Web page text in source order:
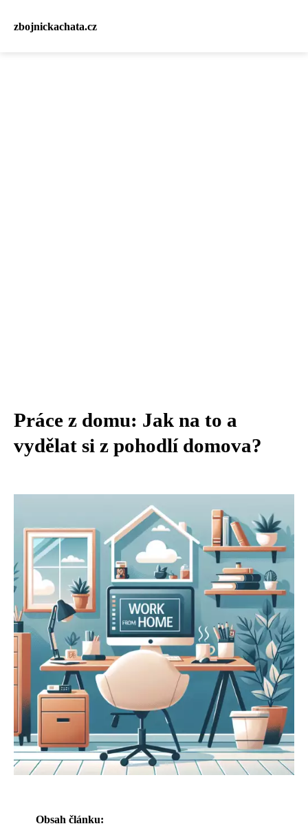
zbojnickachata.cz
Práce z domu: Jak na to a
vydělat si z pohodlí domova?
Obsah článku: